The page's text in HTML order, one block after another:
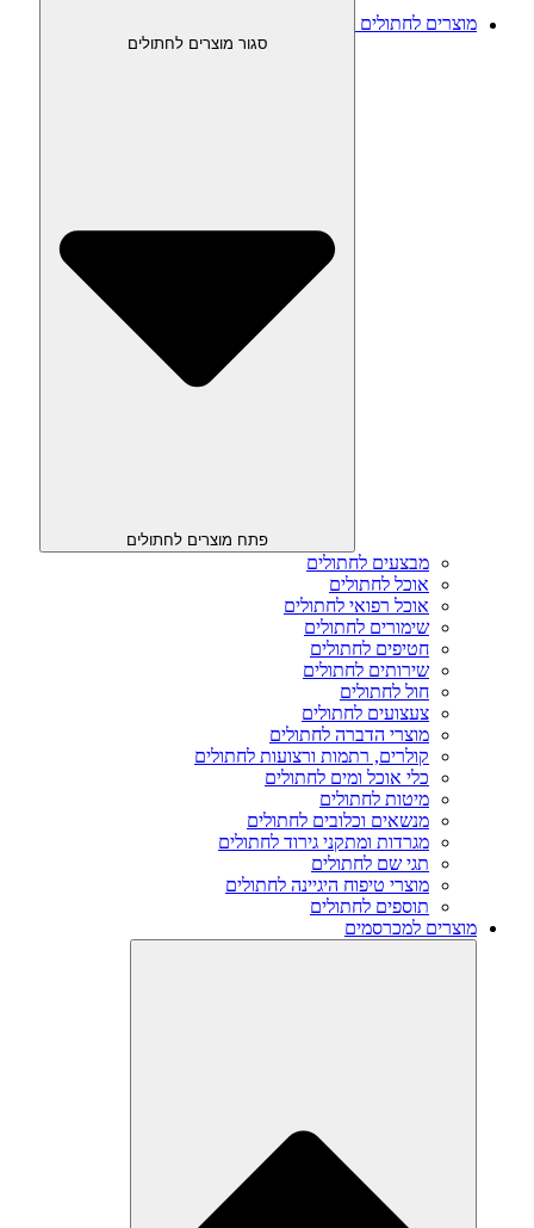
מוצרים לחתולים
סגור מוצרים לחתולים
פתח מוצרים לחתולים
מבצעים לחתולים
אוכל לחתולים
אוכל רפואי לחתולים
שימורים לחתולים
חטיפים לחתולים
שירותים לחתולים
חול לחתולים
צעצועים לחתולים
מוצרי הדברה לחתולים
קולרים, רתמות ורצועות לחתולים
כלי אוכל ומים לחתולים
מיטות לחתולים
מנשאים וכלובים לחתולים
מגרדות ומתקני גירוד לחתולים
תגי שם לחתולים
מוצרי טיפוח היגיינה לחתולים
תוספים לחתולים
מוצרים למכרסמים